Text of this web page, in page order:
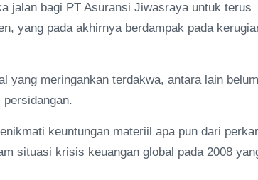
jalan bagi PT Asuransi Jiwasraya untuk terus
yang pada akhirnya berdampak pada
yang meringankan terdakwa, antara lain belum
keuntungan materiil apa pun dari
situasi krisis keuangan global pada 2008